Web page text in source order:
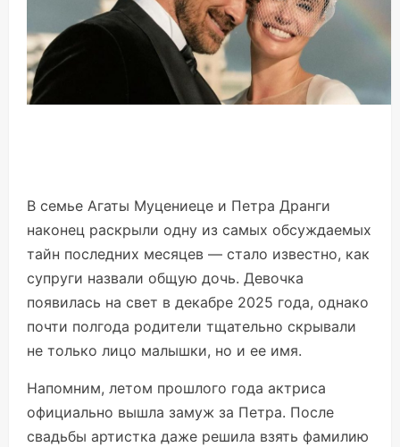
В семье Агаты Муцениеце и Петра Дранги
наконец раскрыли одну из самых обсуждаемых
тайн последних месяцев — стало известно, как
супруги назвали общую дочь. Девочка
появилась на свет в декабре 2025 года, однако
почти полгода родители тщательно скрывали
не только лицо малышки, но и ее имя.
Напомним, летом прошлого года актриса
официально вышла замуж за Петра. После
свадьбы артистка даже решила взять фамилию